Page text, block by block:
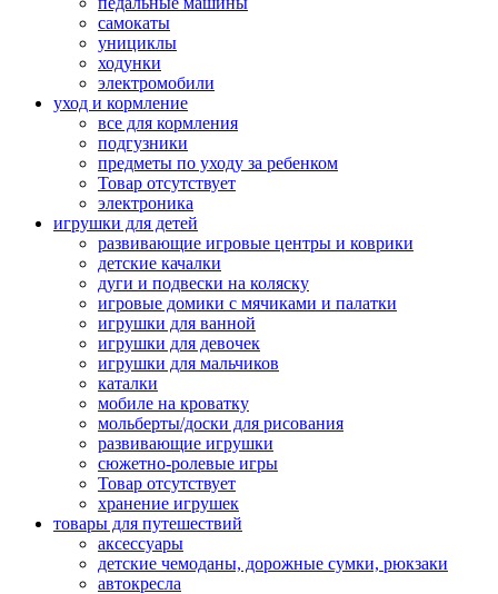
самокаты
унициклы
ходунки
электромобили
уход и кормление
все для кормления
подгузники
предметы по уходу за ребенком
Товар отсутствует
электроника
игрушки для детей
развивающие игровые центры и коврики
детские качалки
дуги и подвески на коляску
игровые домики с мячиками и палатки
игрушки для ванной
игрушки для девочек
игрушки для мальчиков
каталки
мобиле на кроватку
мольберты/доски для рисования
развивающие игрушки
сюжетно-ролевые игры
Товар отсутствует
хранение игрушек
товары для путешествий
аксессуары
детские чемоданы, дорожные сумки, рюкзаки
автокресла